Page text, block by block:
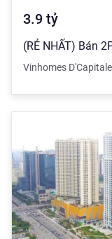
3.9 tỷ
Vinhomes